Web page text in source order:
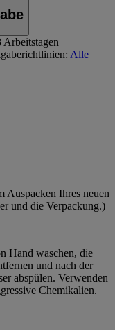
Alle
Auspacken Ihres neuen
und die Verpackung.)
Hand waschen, die
und nach der
abspülen. Verwenden
Chemikalien.